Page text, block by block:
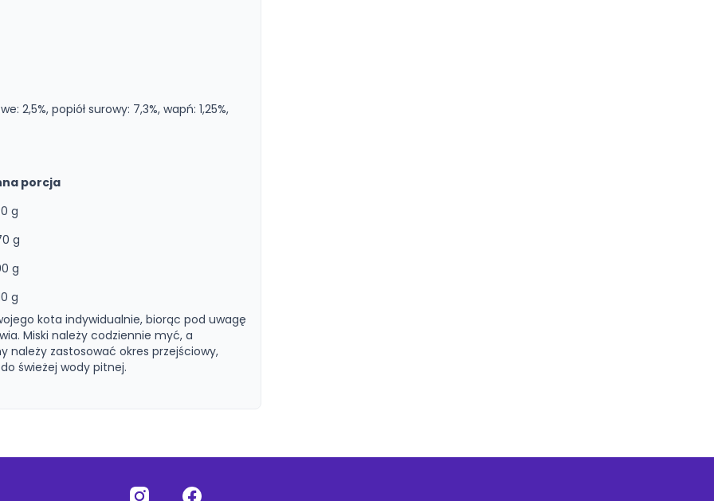
2,5%, popiół surowy: 7,3%, wapń: 1,25%,
porcja
g
g
g
g
kota indywidualnie, biorąc pod uwagę
Miski należy codziennie myć, a
należy zastosować okres przejściowy,
świeżej wody pitnej.